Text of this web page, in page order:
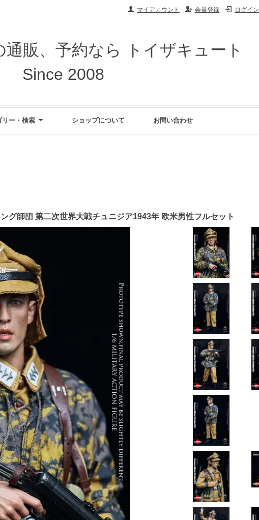
ログイン
会員登録
マイアカウント
販、予約なら トイザキュート
Since 2008
リー・検索 ショップについて お問い合わせ
グ師団 第二次世界大戦チュニジア1943年 欧米男性フルセット